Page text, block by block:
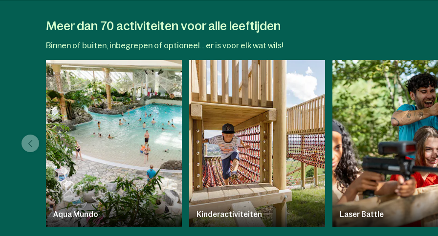
Appverandert elke stap of trap in een
natuurwonderen van het park onthult.
Meer dan 70 activiteiten voor alle leeftijden
Binnen of buiten, inbegrepen of optioneel... er is voor elk wat wils!
Aqua Mundo Kinderactiviteiten Laser Battle